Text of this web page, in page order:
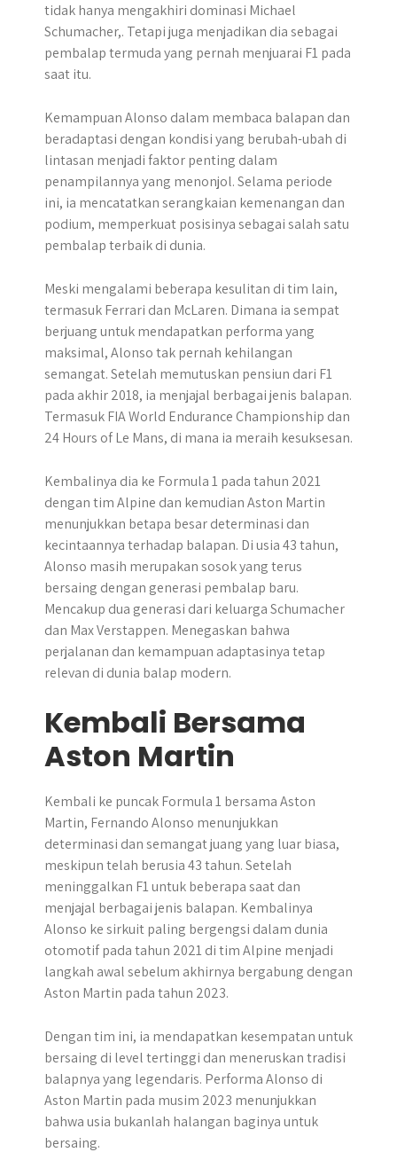
tidak hanya mengakhiri dominasi Michael
Schumacher,. Tetapi juga menjadikan dia sebagai
pembalap termuda yang pernah menjuarai F1 pada
saat itu.
Kemampuan Alonso dalam membaca balapan dan
beradaptasi dengan kondisi yang berubah-ubah di
lintasan menjadi faktor penting dalam
penampilannya yang menonjol. Selama periode
ini, ia mencatatkan serangkaian kemenangan dan
podium, memperkuat posisinya sebagai salah satu
pembalap terbaik di dunia.
Meski mengalami beberapa kesulitan di tim lain,
termasuk Ferrari dan McLaren. Dimana ia sempat
berjuang untuk mendapatkan performa yang
maksimal, Alonso tak pernah kehilangan
semangat. Setelah memutuskan pensiun dari F1
pada akhir 2018, ia menjajal berbagai jenis balapan.
Termasuk FIA World Endurance Championship dan
24 Hours of Le Mans, di mana ia meraih kesuksesan.
Kembalinya dia ke Formula 1 pada tahun 2021
dengan tim Alpine dan kemudian Aston Martin
menunjukkan betapa besar determinasi dan
kecintaannya terhadap balapan. Di usia 43 tahun,
Alonso masih merupakan sosok yang terus
bersaing dengan generasi pembalap baru.
Mencakup dua generasi dari keluarga Schumacher
dan Max Verstappen. Menegaskan bahwa
perjalanan dan kemampuan adaptasinya tetap
relevan di dunia balap modern.
Kembali Bersama
Aston Martin
Kembali ke puncak Formula 1 bersama Aston
Martin, Fernando Alonso menunjukkan
determinasi dan semangat juang yang luar biasa,
meskipun telah berusia 43 tahun. Setelah
meninggalkan F1 untuk beberapa saat dan
menjajal berbagai jenis balapan. Kembalinya
Alonso ke sirkuit paling bergengsi dalam dunia
otomotif pada tahun 2021 di tim Alpine menjadi
langkah awal sebelum akhirnya bergabung dengan
Aston Martin pada tahun 2023.
Dengan tim ini, ia mendapatkan kesempatan untuk
bersaing di level tertinggi dan meneruskan tradisi
balapnya yang legendaris. Performa Alonso di
Aston Martin pada musim 2023 menunjukkan
bahwa usia bukanlah halangan baginya untuk
bersaing.​